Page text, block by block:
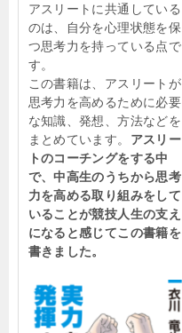
アスリートに共通している
のは、自分を心理状態を保
つ思考力を持っている点で
す。
この書籍は、アスリートが
思考力を高めるために必要
な知識、発想、方法などを
まとめています。 アスリー
トのコーチングをする中
で、中高生のうちから思考
力を高める取り組みをして
いることが競技人生の支え
になると感じてこの書籍を
書きました。